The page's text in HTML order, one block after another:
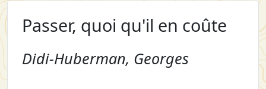
Passer, quoi qu'il en coûte
Didi-Huberman, Georges